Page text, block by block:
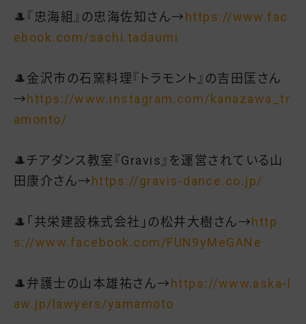
🎩『忠海組』の忠海佐知さん→https://www.fac
ebook.com/sachi.tadaumi
🎩金沢市の石窯料理『トラモント』の吉田匡さん
→https://www.instagram.com/kanazawa_tr
amonto/
🎩チアダンス教室『Gravis』を運営されている山
田康介さん→https://gravis-dance.co.jp/
🎩「共栄建設株式会社」の松井大樹さん→http
s://www.facebook.com/FUN9yMeGANe
🎩弁護士の山本雄祐さん→https://www.aska-l
aw.jp/lawyers/yamamoto